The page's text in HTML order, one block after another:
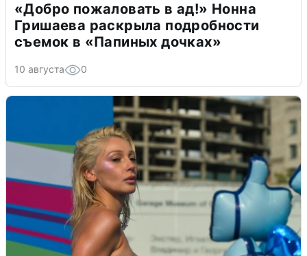
«Добро пожаловать в ад!» Нонна
Гришаева раскрыла подробности
съемок в «Папиных дочках»
10 августа 0